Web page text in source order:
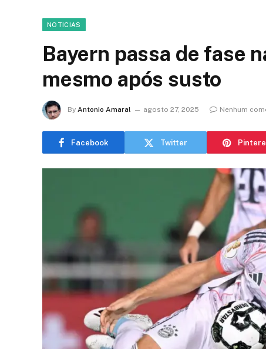
NOTICIAS
Bayern passa de fase
mesmo após susto
By Antonio Amaral agosto 27, 2025 Nenhum
Facebook Twitter